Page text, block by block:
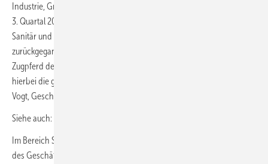
Industrie, Großhandel und installierende Unternehmen im 2. und
3. Quartal 2020 noch deutlich über dem Geschäftsklima der Bereiche
Sanitär und Lüftung / Klima. Im 4. Quartal ist dies leicht
zurückgegangen. „Unsere Branche ist trotz Pandemie immer noch ein
Zugpferd der deutschen Wirtschaft. Für den Bereich Heizung spielt
hierbei die gute Förderlandschaft eine maßgebliche Rolle“, sagt Kerstin
Vogt, Geschäftsführerin VdZ.
Siehe auch:
Im Bereich Sanitär gab es im 4. Quartal 2020 einen virulenten Anstieg
des Geschäftsklimas. Nachdem die Erwartungen der Unternehmen im